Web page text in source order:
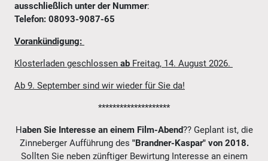
ausschließlich unter der Nummer:
Telefon: 08093-9087-65
Vorankündigung:
Klosterladen geschlossen ab Freitag, 14. August 2026.
Ab 9. September sind wir wieder für Sie da!
********************
Haben Sie Interesse an einem Film-Abend?? Geplant ist, die
Zinneberger Aufführung des "Brandner-Kaspar" von 2018.
Sollten Sie neben zünftiger Bewirtung Interesse an einem